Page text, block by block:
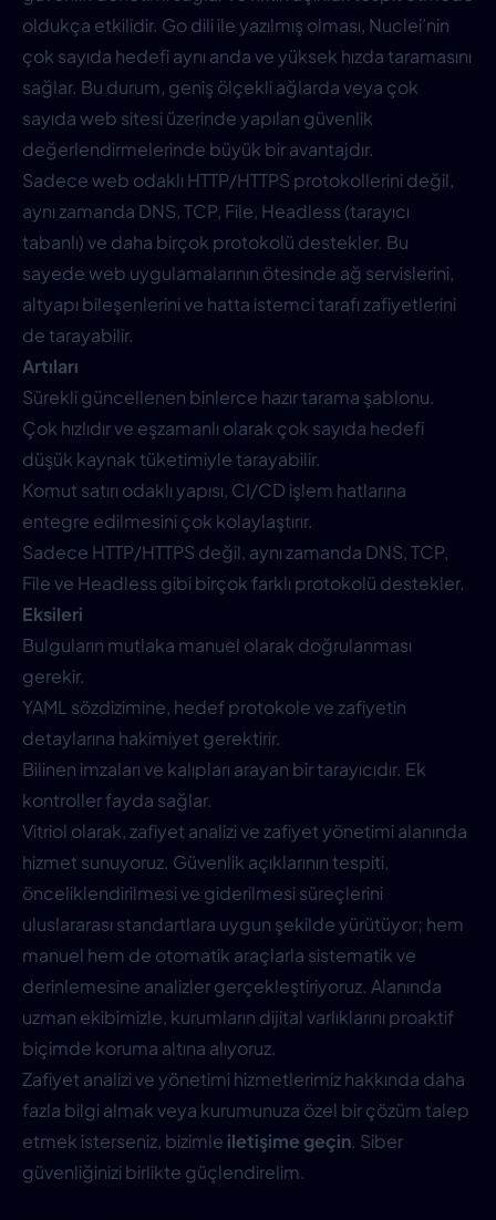
oldukça etkilidir. Go dili ile yazılmış olması, Nuclei’nin
çok sayıda hedefi aynı anda ve yüksek hızda taramasını
sağlar. Bu durum, geniş ölçekli ağlarda veya çok
sayıda web sitesi üzerinde yapılan güvenlik
değerlendirmelerinde büyük bir avantajdır.
Sadece web odaklı HTTP/HTTPS protokollerini değil,
aynı zamanda DNS, TCP, File, Headless (tarayıcı
tabanlı) ve daha birçok protokolü destekler. Bu
sayede web uygulamalarının ötesinde ağ servislerini,
altyapı bileşenlerini ve hatta istemci tarafı zafiyetlerini
de tarayabilir.
Artıları
Sürekli güncellenen binlerce hazır tarama şablonu.
Çok hızlıdır ve eşzamanlı olarak çok sayıda hedefi
düşük kaynak tüketimiyle tarayabilir.
Komut satırı odaklı yapısı, CI/CD işlem hatlarına
entegre edilmesini çok kolaylaştırır.
Sadece HTTP/HTTPS değil, aynı zamanda DNS, TCP,
File ve Headless gibi birçok farklı protokolü destekler.
Eksileri
Bulguların mutlaka manuel olarak doğrulanması
gerekir.
YAML sözdizimine, hedef protokole ve zafiyetin
detaylarına hakimiyet gerektirir.
Bilinen imzaları ve kalıpları arayan bir tarayıcıdır. Ek
kontroller fayda sağlar.
Vitriol olarak, zafiyet analizi ve zafiyet yönetimi alanında
hizmet sunuyoruz. Güvenlik açıklarının tespiti,
önceliklendirilmesi ve giderilmesi süreçlerini
uluslararası standartlara uygun şekilde yürütüyor; hem
manuel hem de otomatik araçlarla sistematik ve
derinlemesine analizler gerçekleştiriyoruz. Alanında
uzman ekibimizle, kurumların dijital varlıklarını proaktif
biçimde koruma altına alıyoruz.
Zafiyet analizi ve yönetimi hizmetlerimiz hakkında daha
fazla bilgi almak veya kurumunuza özel bir çözüm talep
etmek isterseniz, bizimle iletişime geçin. Siber
güvenliğinizi birlikte güçlendirelim.